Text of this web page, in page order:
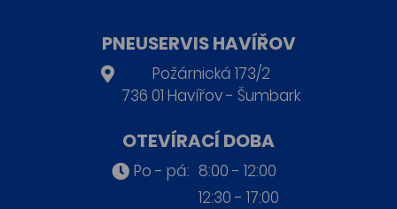
PNEUSERVIS HAVÍŘOV
Požárnická 173/2
736 01 Havířov - Šumbark
OTEVÍRACÍ DOBA
Po - pá: 8:00 - 12:00
12:30 - 17:00